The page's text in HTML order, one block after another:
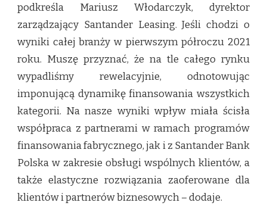
podkreśla Mariusz Włodarczyk, dyrektor
zarządzający Santander Leasing. Jeśli chodzi o
wyniki całej branży w pierwszym półroczu 2021
roku. Muszę przyznać, że na tle całego rynku
wypadliśmy rewelacyjnie, odnotowując
imponującą dynamikę finansowania wszystkich
kategorii. Na nasze wyniki wpływ miała ścisła
współpraca z partnerami w ramach programów
finansowania fabrycznego, jak i z Santander Bank
Polska w zakresie obsługi wspólnych klientów, a
także elastyczne rozwiązania zaoferowane dla
klientów i partnerów biznesowych – dodaje.